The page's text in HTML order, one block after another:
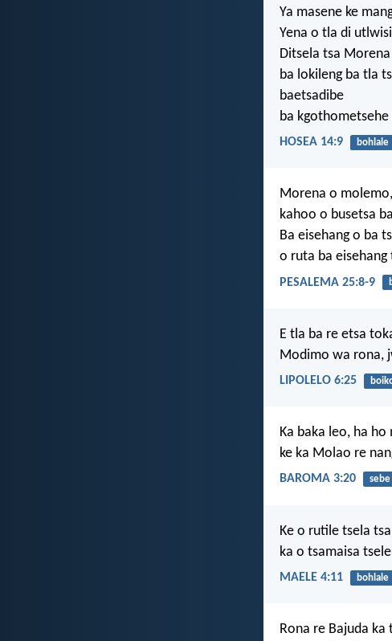
Ya masene ke
Yena o tla di
Ditsela tsa
ba lokileng ba tla
baetsadibe
ba
HOSEA 14:9 bohlale
Morena o
kahoo o busetsa
Ba eisehang o ba
o ruta ba eisehang
PESALEMA 25:8-9
E tla ba re etsa
Modimo wa rona,
LIPOLELO 6:25
Ka baka leo, ha
ke ka Molao re
BAROMA 3:20 sebe
Ke o rutile tsela
ka o tsamaisa
MAELE 4:11 bohlale
Rona re Bajuda